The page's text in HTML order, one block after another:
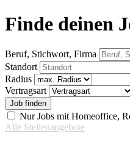
Finde deinen
Beruf, Stichwort, Firma
Standort
Radius
Vertragsart
Nur Jobs mit Homeoffice,
Alle Stellenangebote